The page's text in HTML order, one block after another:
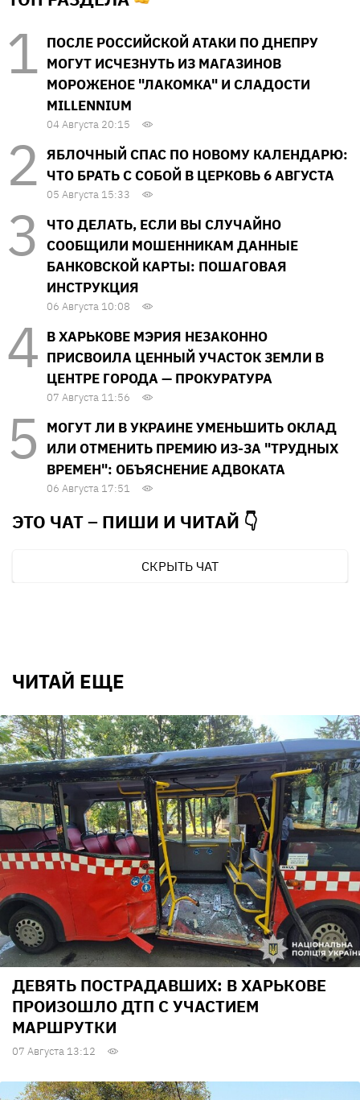
ПОСЛЕ РОССИЙСКОЙ АТАКИ ПО ДНЕПРУ
МОГУТ ИСЧЕЗНУТЬ ИЗ МАГАЗИНОВ
МОРОЖЕНОЕ "ЛАКОМКА" И СЛАДОСТИ
MILLENNIUM
04 Августа 20:15
ЯБЛОЧНЫЙ СПАС ПО НОВОМУ КАЛЕНДАРЮ:
ЧТО БРАТЬ С СОБОЙ В ЦЕРКОВЬ 6 АВГУСТА
05 Августа 15:33
ЧТО ДЕЛАТЬ, ЕСЛИ ВЫ СЛУЧАЙНО
СООБЩИЛИ МОШЕННИКАМ ДАННЫЕ
БАНКОВСКОЙ КАРТЫ: ПОШАГОВАЯ
ИНСТРУКЦИЯ
06 Августа 10:08
В ХАРЬКОВЕ МЭРИЯ НЕЗАКОННО
ПРИСВОИЛА ЦЕННЫЙ УЧАСТОК ЗЕМЛИ В
ЦЕНТРЕ ГОРОДА — ПРОКУРАТУРА
07 Августа 11:56
МОГУТ ЛИ В УКРАИНЕ УМЕНЬШИТЬ ОКЛАД
ИЛИ ОТМЕНИТЬ ПРЕМИЮ ИЗ-ЗА "ТРУДНЫХ
ВРЕМЕН": ОБЪЯСНЕНИЕ АДВОКАТА
06 Августа 17:51
ЭТО ЧАТ – ПИШИ И ЧИТАЙ 👇
СКРЫТЬ ЧАТ
ЧИТАЙ ЕЩЕ
ДЕВЯТЬ ПОСТРАДАВШИХ: В ХАРЬКОВЕ
ПРОИЗОШЛО ДТП С УЧАСТИЕМ
МАРШРУТКИ
07 Августа 13:12